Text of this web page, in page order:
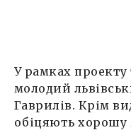
У рамках
молодий
Гаврилів. Крім
обіцяють хорошу